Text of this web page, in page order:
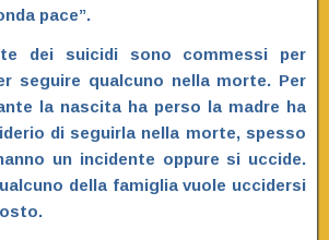
pace”.
dei suicidi sono commessi per
seguire qualcuno nella morte. Per
la nascita ha perso la madre ha
di seguirla nella morte, spesso
un incidente oppure si uccide.
della famiglia vuole uccidersi